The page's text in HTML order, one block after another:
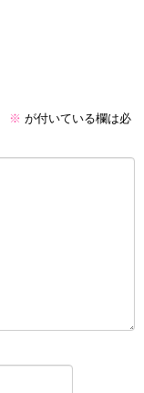
※ が付いている欄は必